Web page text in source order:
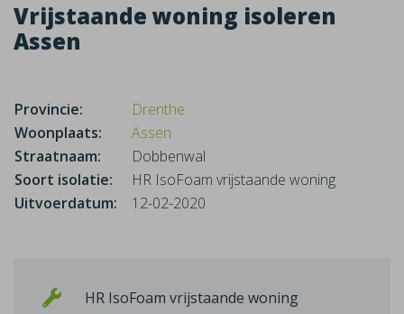
Vrijstaande woning isoleren
Assen
Provincie:
Drenthe
Woonplaats:
Assen
Straatnaam:
Dobbenwal
Soort isolatie:
HR IsoFoam vrijstaande woning
Uitvoerdatum:
12-02-2020
HR IsoFoam vrijstaande woning